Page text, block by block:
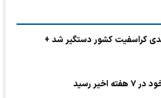
کراسفیت کشور دستگیر شد +
رسید